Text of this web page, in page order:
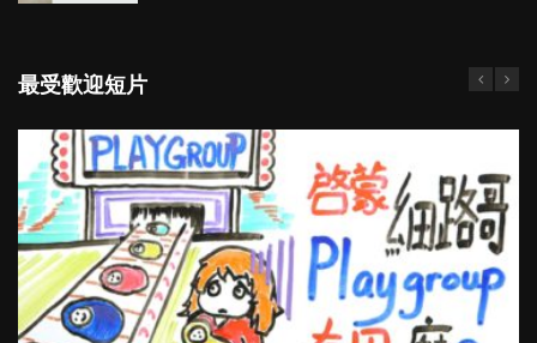
最受歡迎短片